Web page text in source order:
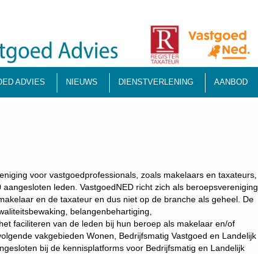
ADVIES NIEUWS DIENSTVERLENING AANBOD
voor vastgoedprofessionals, zoals makelaars en taxateurs,
leden. VastgoedNED richt zich als beroepsvereniging
en de taxateur en dus niet op de branche als geheel. De
belangenbehartiging,
faciliteren van de leden bij hun beroep als makelaar en/of
vakgebieden Wonen, Bedrijfsmatig Vastgoed en Landelijk
bij de kennisplatforms voor Bedrijfsmatig en Landelijk